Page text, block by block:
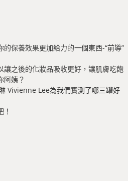
保養效果更加給力的一個東西-“前導”
讓之後的化妝品吸收更好，讓肌膚吃飽
阿姨？
Vivienne Lee為我們實測了哪三罐好